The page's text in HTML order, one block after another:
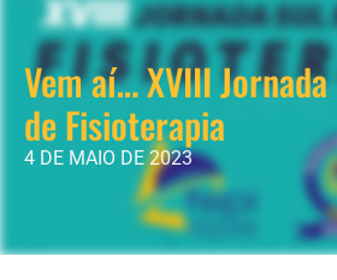
Vem aí… XVIII
de Fisioterapia
4 DE MAIO DE 2023